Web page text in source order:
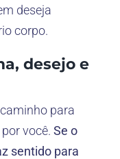
deseja
corpo.
desejo e
para
você. Se o
sentido para